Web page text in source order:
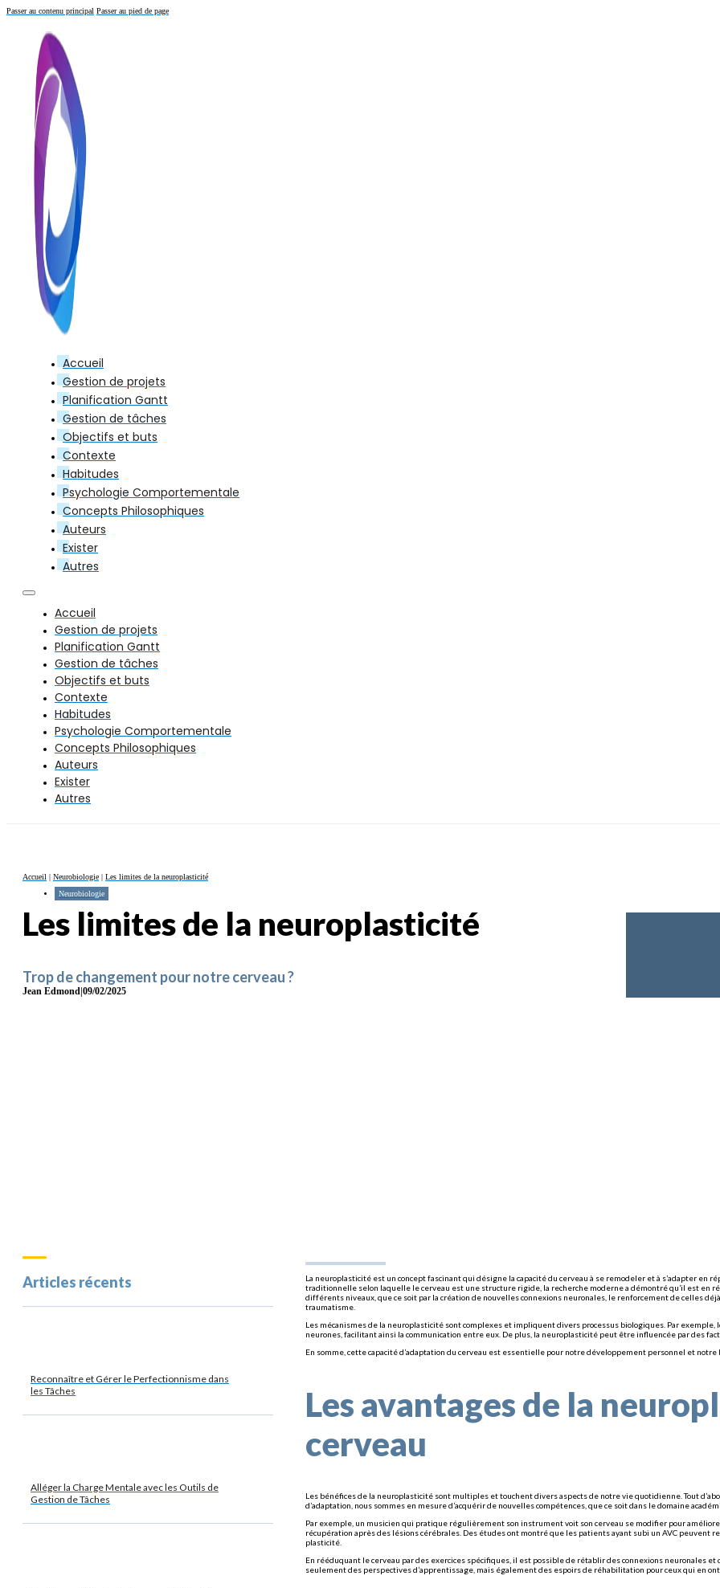
Passer au contenu principal Passer au pied de page
Accueil
Gestion de projets
Planification Gantt
Gestion de tâches
Objectifs et buts
Contexte
Habitudes
Psychologie Comportementale
Concepts Philosophiques
Auteurs
Exister
Autres
Accueil
Gestion de projets
Planification Gantt
Gestion de tâches
Objectifs et buts
Contexte
Habitudes
Psychologie Comportementale
Concepts Philosophiques
Auteurs
Exister
Autres
Accueil | Neurobiologie | Les limites de la neuroplasticité
Neurobiologie
Les limites de la neuroplasticité
Trop de changement pour notre cerveau ?
Jean Edmond 09/02/2025
Articles récents
Reconnaître et Gérer le Perfectionnisme dans
les Tâches
Alléger la Charge Mentale avec les Outils de
Gestion de Tâches
La neuroplasticité est un concept fascinant qui désigne la capacité du cerveau à se remodeler et à s’adapter en
traditionnelle selon laquelle le cerveau est une structure rigide, la recherche moderne a démontré qu’il est en
différents niveaux, que ce soit par la création de nouvelles connexions neuronales, le renforcement de celles
traumatisme.
Les mécanismes de la neuroplasticité sont complexes et impliquent divers processus biologiques. Par
neurones, facilitant ainsi la communication entre eux. De plus, la neuroplasticité peut être influencée par des
En somme, cette capacité d’adaptation du cerveau est essentielle pour notre développement personnel et notre
Les avantages de la
cerveau
Les bénéfices de la neuroplasticité sont multiples et touchent divers aspects de notre vie quotidienne. Tout
d’adaptation, nous sommes en mesure d’acquérir de nouvelles compétences, que ce soit dans le domaine
Par exemple, un musicien qui pratique régulièrement son instrument voit son cerveau se modifier pour
récupération après des lésions cérébrales. Des études ont montré que les patients ayant subi un AVC
plasticité.
En rééduquant le cerveau par des exercices spécifiques, il est possible de rétablir des connexions neuronales
seulement des perspectives d’apprentissage, mais également des espoirs de réhabilitation pour ceux qui en ont